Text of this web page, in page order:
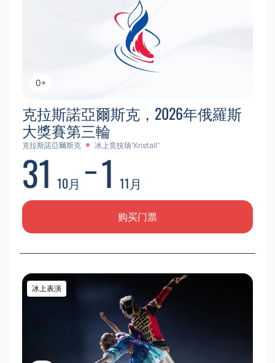
0+
克拉斯諾亞爾斯克，2026年俄羅斯
大獎賽第三輪
克拉斯諾亞爾斯克 冰上竞技场“Kristall”
31 10月 1 11月
购买门票
冰上表演